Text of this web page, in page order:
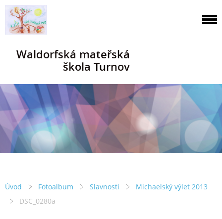
Waldorfská mateřská
škola Turnov
Úvod Fotoalbum Slavnosti
Michaelský výlet 2013
DSC_0280a